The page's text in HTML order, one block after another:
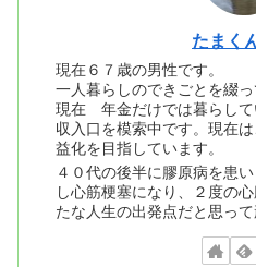
たまく
現在６７歳の男性です。
一人暮らしのできごとを綴っ
現在 年金だけでは暮らして
収入口を模索中です。現在
益化を目指しています。
４０代の後半に膠原病を患
し心筋梗塞になり、２度の
たな人生の出発点だと思って